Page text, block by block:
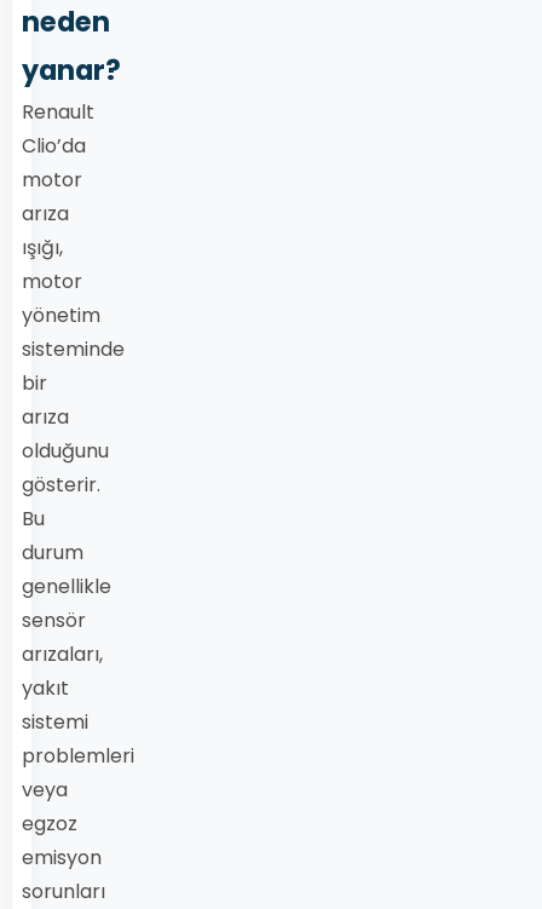
neden
yanar?
Renault
Clio’da
motor
arıza
ışığı,
motor
yönetim
sisteminde
bir
arıza
olduğunu
gösterir.
Bu
durum
genellikle
sensör
arızaları,
yakıt
sistemi
problemleri
veya
egzoz
emisyon
sorunları